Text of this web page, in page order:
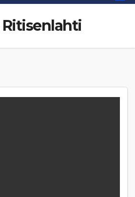
Ritisenlahti